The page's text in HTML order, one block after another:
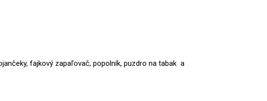
fajkový zapaľovač, popolník, puzdro na tabak a